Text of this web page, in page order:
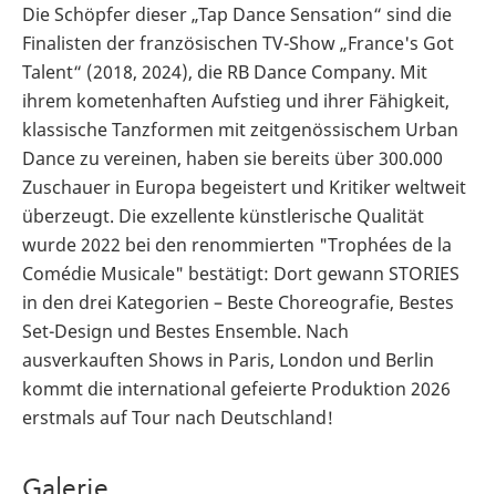
Die Schöpfer dieser „Tap Dance Sensation“ sind die
Finalisten der französischen TV-Show „France's Got
Talent“ (2018, 2024), die RB Dance Company. Mit
ihrem kometenhaften Aufstieg und ihrer Fähigkeit,
klassische Tanzformen mit zeitgenössischem Urban
Dance zu vereinen, haben sie bereits über 300.000
Zuschauer in Europa begeistert und Kritiker weltweit
überzeugt. Die exzellente künstlerische Qualität
wurde 2022 bei den renommierten "Trophées de la
Comédie Musicale" bestätigt: Dort gewann STORIES
in den drei Kategorien – Beste Choreografie, Bestes
Set-Design und Bestes Ensemble. Nach
ausverkauften Shows in Paris, London und Berlin
kommt die international gefeierte Produktion 2026
erstmals auf Tour nach Deutschland!